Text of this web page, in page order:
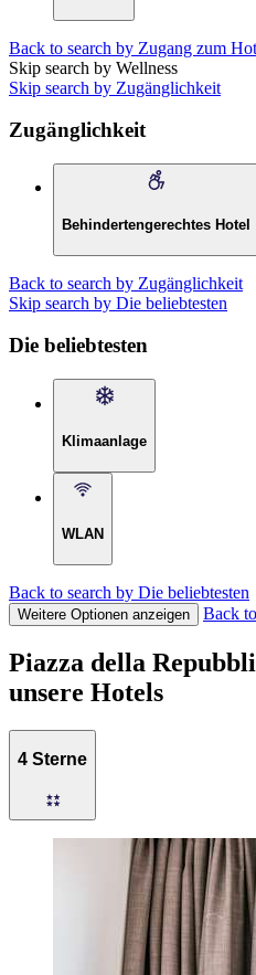
Back to search by Zugang zum
Skip search by Wellness
Skip search by Zugänglichkeit
Zugänglichkeit
Behindertengerechtes Hotel
Back to search by Zugänglichkeit
Skip search by Die beliebtesten
Die beliebtesten
Klimaanlage
WLAN
Back to search by Die beliebtesten
Weitere Optionen anzeigen Back
Piazza della
unsere Hotels
4 Sterne